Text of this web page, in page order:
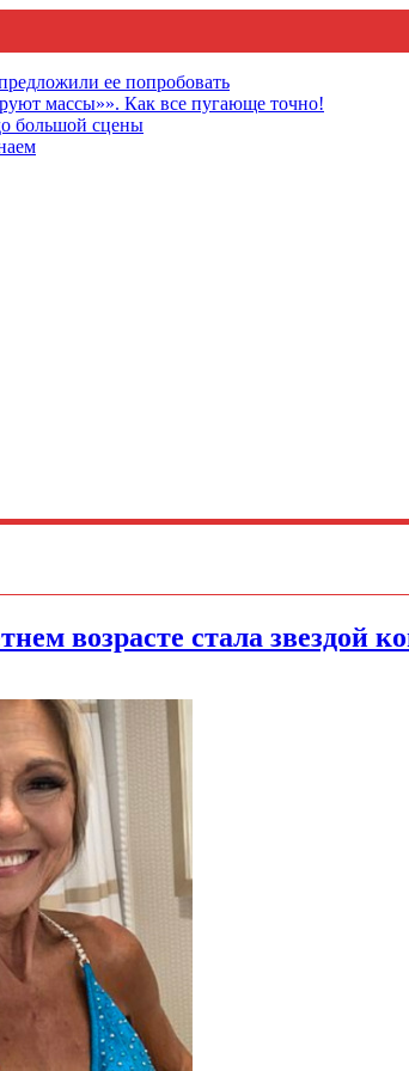
ее попробовать
массы»». Как все пугающе точно!
большой сцены
возрасте стала звездой